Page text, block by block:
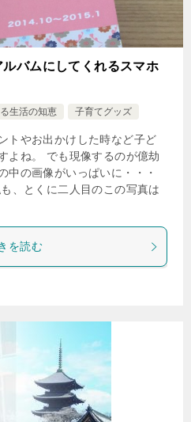
バムにしてくれるスマホ
生活の知恵 子育てグッズ
トやお出かけした時など子ど
よね。 でも現像するのが億劫
中の画像がいっぱいに・・・
、とくに二人目のこの写真は
を読む